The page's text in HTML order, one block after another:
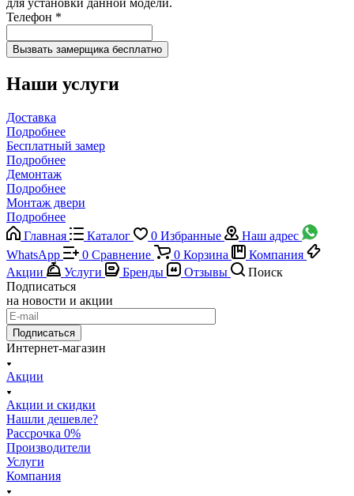
Телефон *
Наши услуги
Доставка
Подробнее
Бесплатный замер
Подробнее
Демонтаж
Подробнее
Монтаж двери
Подробнее
Главная
Каталог 0 Избранные
Наш адрес
WhatsApp
0 Сравнение 0 Корзина
Компания
Акции
Услуги Бренды Отзывы
Поиск
Подписаться
на новости и акции
Подписаться
Интернет-магазин
Акции
Акции и скидки
Нашли дешевле?
Рассрочка 0%
Производители
Услуги
Компания